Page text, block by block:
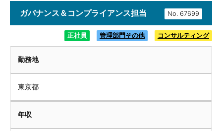
No.
ガバナンス＆コンプライアンス担当
正社員 管理部門その他 コンサルティング
勤務地
東京都
年収